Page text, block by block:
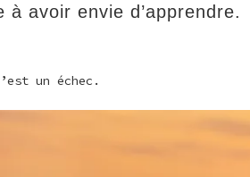
à avoir envie d’apprendre.
un échec.